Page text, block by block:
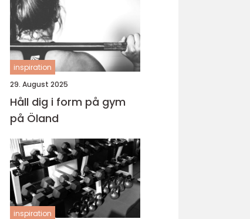
inspiration
29. August 2025
Håll dig i form på gym
på Öland
inspiration